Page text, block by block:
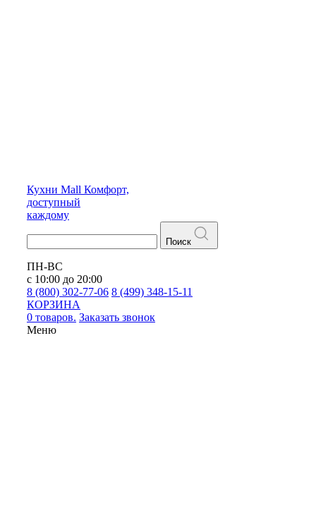
Кухни Mall Комфорт,
доступный
каждому
Поиск
ПН-ВС
с 10:00 до 20:00
8 (800) 302-77-06 8 (499) 348-15-11
КОРЗИНА
0 товаров. Заказать звонок
Меню